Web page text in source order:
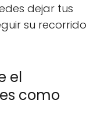
dejar tus
su recorrido
el
como